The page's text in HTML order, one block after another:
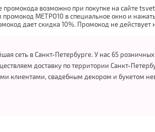
промокода возможно при покупке на сайте
МЕТРО10 в специальное окно и
дает скидка 10%. Промокод не
сеть в Санкт-Петербурге. У нас 65
доставку по территории Санкт-
клиентами, свадебным декором и букетом